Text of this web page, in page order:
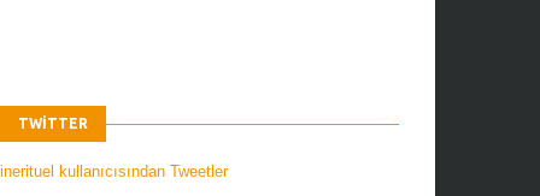
TWITTER
kullanıcısından Tweetler